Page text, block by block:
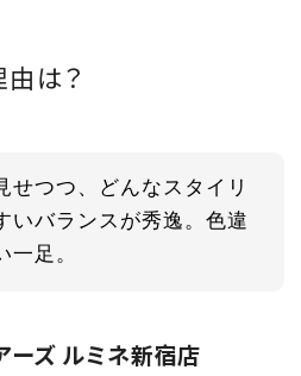
由は？
せつつ、どんなスタイリ
いバランスが秀逸。色違
足。
ーズ ルミネ新宿店